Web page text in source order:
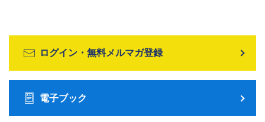
ログイン・無料メルマガ登録
電子ブック